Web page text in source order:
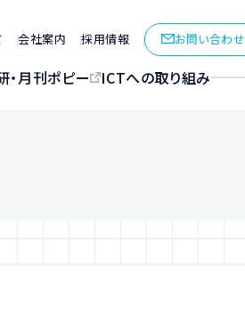
会社案内 採用情報 お問い合わせ
・月刊ポピー ICTへの取り組み